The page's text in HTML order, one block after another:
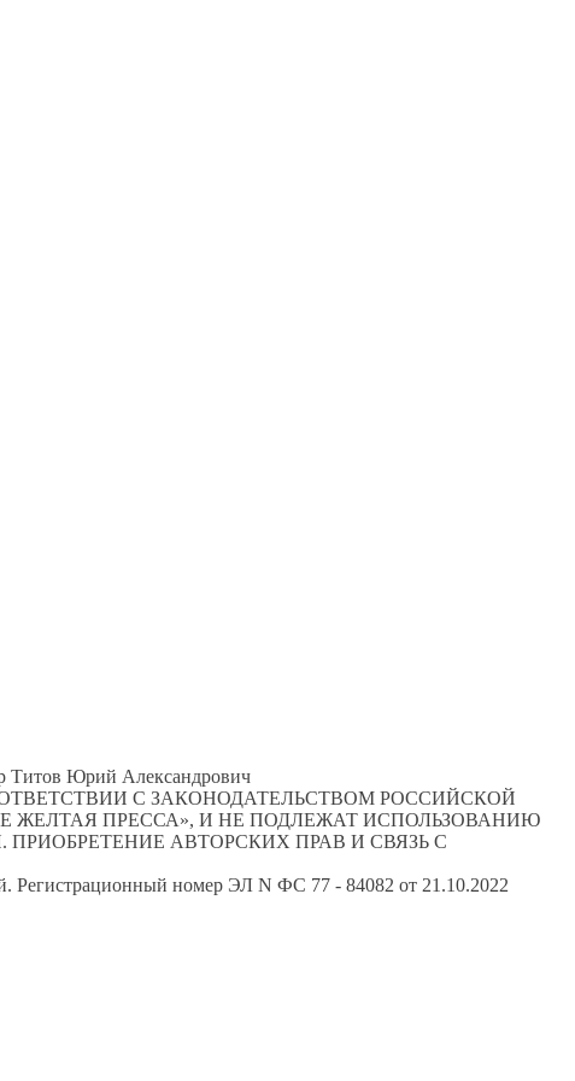
Титов Юрий Александрович
С ЗАКОНОДАТЕЛЬСТВОМ РОССИЙСКОЙ
ЖЕЛТАЯ ПРЕССА», И НЕ ПОДЛЕЖАТ ИСПОЛЬЗОВАНИЮ
АВТОРСКИХ ПРАВ И СВЯЗЬ С
Регистрационный номер ЭЛ N ФС 77 - 84082 от 21.10.2022